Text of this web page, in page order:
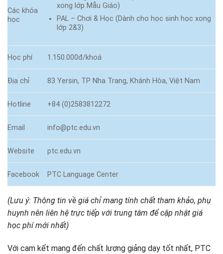
Các khóa
học
xong lớp Mẫu Giáo)
PAL – Chơi & Học (Dành cho học sinh học xong
lớp 2&3)
Học phí 1.150.000đ/khoá
Địa chỉ 83 Yersin, TP Nha Trang, Khánh Hòa, Việt Nam
Hotline +84 (0)2583812272
Email info@ptc.edu.vn
Website ptc.edu.vn
Facebook PTC Language Center
(Lưu ý: Thông tin về giá chỉ mang tính chất tham khảo, phụ
huynh nên liên hệ trực tiếp với trung tâm để cập nhật giá
học phí mới nhất)
Với cam kết mang đến chất lượng giảng dạy tốt nhất, PTC